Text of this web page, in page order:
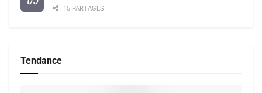
15 PARTAGES
Tendance